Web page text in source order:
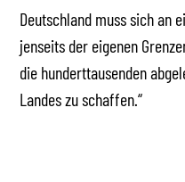
Deutschland muss sich an
jenseits der eigenen
die hunderttausenden
Landes zu schaffen.“